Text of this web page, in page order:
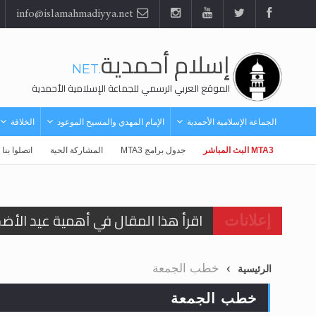
إسلام أحمدية.NET
الموقع العربي الرسمي للجماعة الإسلامية الأحمدية
الجماعة الإسلامية الأحمدية الإمام المهدي والمسيح الموعود الخلافة
MTA3 البث المباشر جدول برامج MTA3 المشاركة الحية اتصلوا بنا
إعلانات
اقرأ هذا المقال في أهمية عيد
الحجّ.. دلالات، حِكم، وأهداف >>
الرئيسية خطب الجمعة
خطب الجمعة